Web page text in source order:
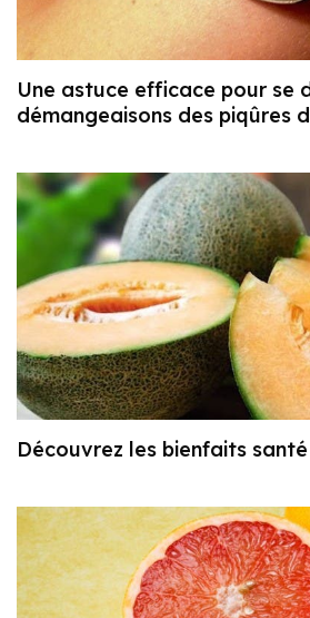
Une astuce efficace pour se
démangeaisons des piqûres
Découvrez les bienfaits